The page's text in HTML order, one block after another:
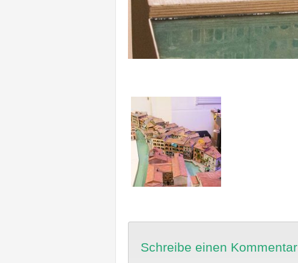
Schreibe einen Kommentar